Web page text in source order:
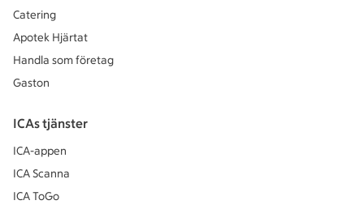
Catering
Apotek Hjärtat
Handla som företag
Gaston
ICAs tjänster
ICA-appen
ICA Scanna
ICA ToGo